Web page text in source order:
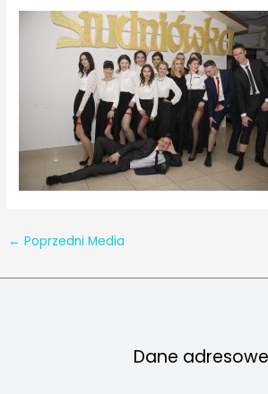
← Poprzedni Media
Dane adresowe